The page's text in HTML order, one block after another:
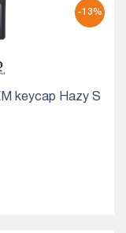
-13%
keycap Hazy S